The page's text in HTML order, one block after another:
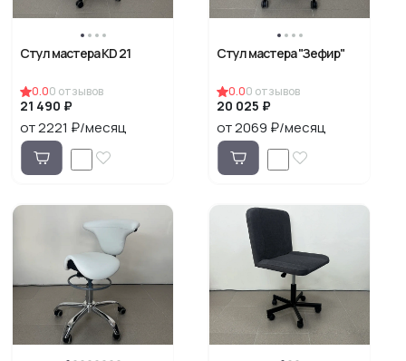
Стул мастера KD 21
0.00 отзывов
21 490 ₽
от 2221 ₽/месяц
Стул мастера "Зефир"
0.00 отзывов
20 025 ₽
от 2069 ₽/месяц